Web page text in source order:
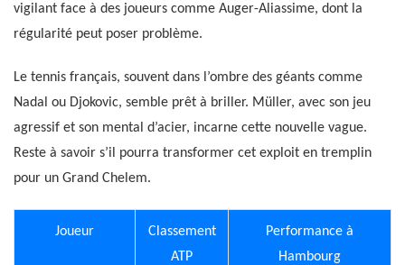
vigilant face à des joueurs comme Auger-Aliassime, dont la
régularité peut poser problème.
Le tennis français, souvent dans l’ombre des géants comme
Nadal ou Djokovic, semble prêt à briller. Müller, avec son jeu
agressif et son mental d’acier, incarne cette nouvelle vague.
Reste à savoir s’il pourra transformer cet exploit en tremplin
pour un Grand Chelem.
Joueur
Classement
ATP
Performance à
Hambourg